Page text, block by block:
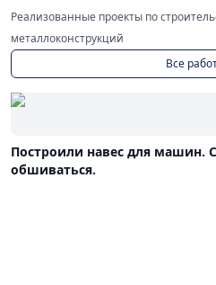
Реализованные проекты по
металлоконструкций
Все
Построили навес для машин.
обшиваться.